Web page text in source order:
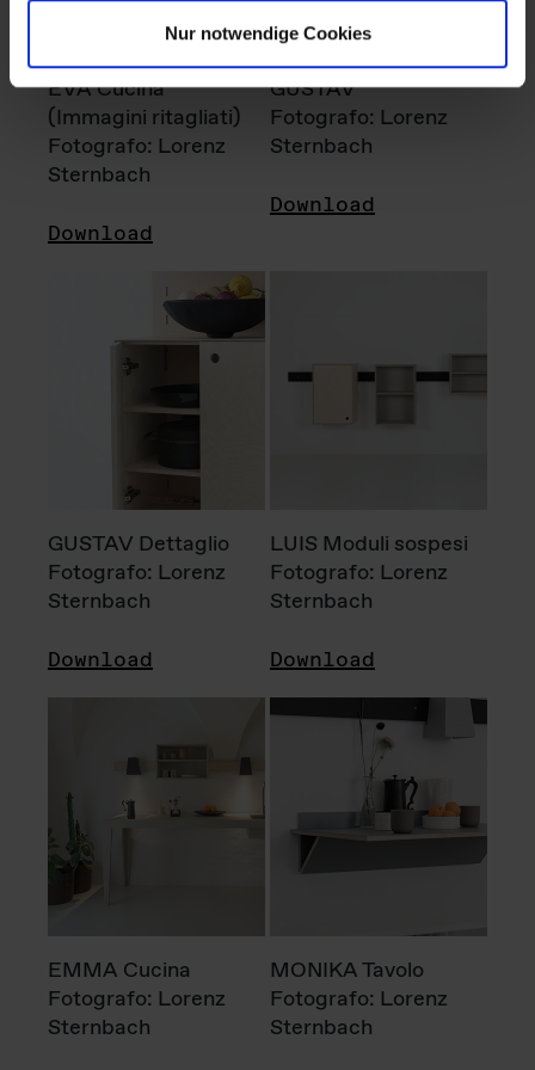
Nur notwendige Cookies
EVA Cucina
(Immagini ritagliati)
Fotografo: Lorenz
Sternbach
Download
GUSTAV
Fotografo: Lorenz
Sternbach
Download
GUSTAV Dettaglio
Fotografo: Lorenz
Sternbach
Download
LUIS Moduli sospesi
Fotografo: Lorenz
Sternbach
Download
EMMA Cucina
Fotografo: Lorenz
Sternbach
MONIKA Tavolo
Fotografo: Lorenz
Sternbach